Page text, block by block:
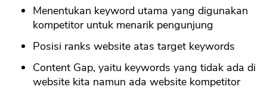
Menentukan keyword utama yang digunakan
kompetitor untuk menarik pengunjung
Posisi ranks website atas target keywords
Content Gap, yaitu keywords yang tidak ada di
website kita namun ada website kompetitor